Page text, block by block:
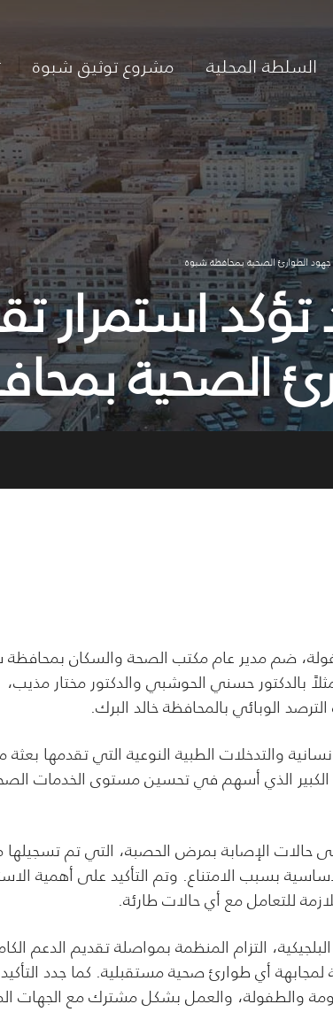
السلطة المحلية مشروع توثيق شبوة
جهود الطوارئ الصحية بمحافظة شبوة
استمرار
الصحية
ضم مدير عام مكتب الصحة والسكان بمحافظة
بالدكتور حسني الحوشبي والدكتور مختار مذيب،
الوبائي بالمحافظة خالد البرك.
والتدخلات الطبية النوعية التي تقدمها
الكبير الذي أسهم في تحسين مستوى الخدمات
حالات الإصابة بمرض الحصبة، التي تم تسجيلها
بسبب الامتناع. وتم التأكيد على أهمية
للتعامل مع أي حالات طارئة.
التزام المنظمة بمواصلة تقديم الدعم
أي طوارئ صحية مستقبلية. كما جدد
والطفولة، والعمل بشكل مشترك مع الجهات